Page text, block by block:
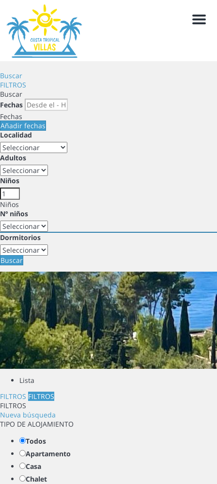
Menu
Buscar
FILTROS
Buscar
Fechas
Fechas
Añadir fechas
Localidad
Adultos
Niños
Niños
Nº niños
Dormitorios
Buscar
Lista
FILTROS FILTROS
FILTROS
Nueva búsqueda
TIPO DE ALOJAMIENTO
Todos
Apartamento
Casa
Chalet